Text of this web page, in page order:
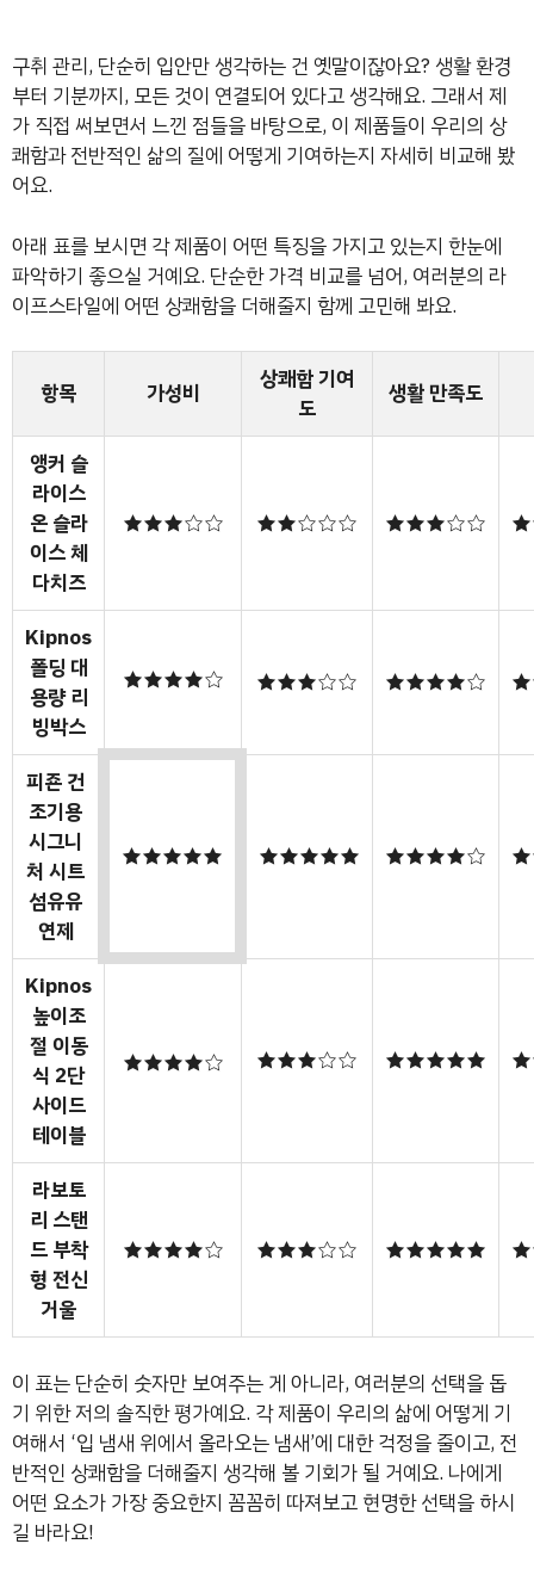
구취 관리, 단순히 입안만 생각하는 건 옛말이잖아요? 생활 환경
부터 기분까지, 모든 것이 연결되어 있다고 생각해요. 그래서 제
가 직접 써보면서 느낀 점들을 바탕으로, 이 제품들이 우리의 상
쾌함과 전반적인 삶의 질에 어떻게 기여하는지 자세히 비교해 봤
어요.
아래 표를 보시면 각 제품이 어떤 특징을 가지고 있는지 한눈에
파악하기 좋으실 거예요. 단순한 가격 비교를 넘어, 여러분의 라
이프스타일에 어떤 상쾌함을 더해줄지 함께 고민해 봐요.
항목 가성비
상쾌함 기여
도
생활 만족도
앵커 슬
라이스
온 슬라
이스 체
다치즈
★★★☆☆ ★★☆☆☆ ★★★☆☆
Kipnos
폴딩 대
용량 리
빙박스
★★★★☆ ★★★☆☆ ★★★★☆
피죤 건
조기용
시그니
처 시트
섬유유
연제
★★★★★ ★★★★★ ★★★★☆
Kipnos
높이조
절 이동
식 2단
사이드
테이블
★★★★☆ ★★★☆☆ ★★★★★
라보토
리 스탠
드 부착
형 전신
거울
★★★★☆ ★★★☆☆ ★★★★★
이 표는 단순히 숫자만 보여주는 게 아니라, 여러분의 선택을 돕
기 위한 저의 솔직한 평가예요. 각 제품이 우리의 삶에 어떻게 기
여해서 ‘입 냄새 위에서 올라오는 냄새’에 대한 걱정을 줄이고, 전
반적인 상쾌함을 더해줄지 생각해 볼 기회가 될 거예요. 나에게
어떤 요소가 가장 중요한지 꼼꼼히 따져보고 현명한 선택을 하시
길 바라요!